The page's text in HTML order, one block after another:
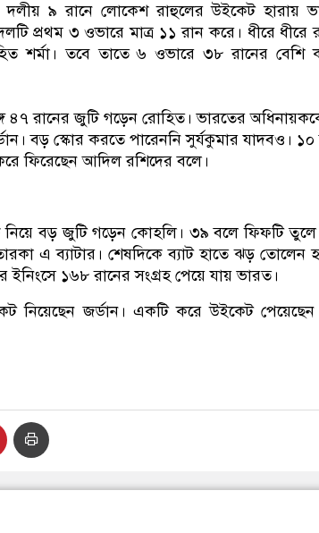
দলীয় ৯ রানে লোকেশ রাহুলের উইকেট হারায়
প্রথম ৩ ওভারে মাত্র ১১ রান করে। ধীরে ধীরে
শর্মা। তবে তাতে ৬ ওভারে ৩৮ রানের বেশি
৪৭ রানের জুটি গড়েন রোহিত। ভারতের
বড় স্কোর করতে পারেননি সুর্যকুমার যাদবও।
ফিরেছেন আদিল রশিদের বলে।
নিয়ে বড় জুটি গড়েন কোহলি। ৩৯ বলে ফিফটি তুলে
এ ব্যাটার। শেষদিকে ব্যাট হাতে ঝড় তোলেন
ইনিংসে ১৬৮ রানের সংগ্রহ পেয়ে যায় ভারত।
নিয়েছেন জর্ডান। একটি করে উইকেট পেয়েছেন